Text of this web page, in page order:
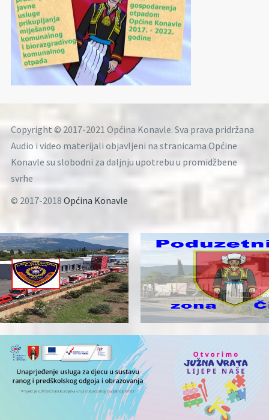
Copyright © 2017-2021 Općina Konavle. Sva prava pridržana
Audio i video materijali objavljeni na stranicama Općine
Konavle su slobodni za daljnju upotrebu u promidžbene
svrhe
© 2017-2018 Općina Konavle